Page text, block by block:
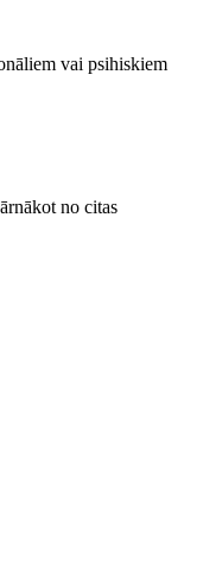
vai psihiskiem
no citas